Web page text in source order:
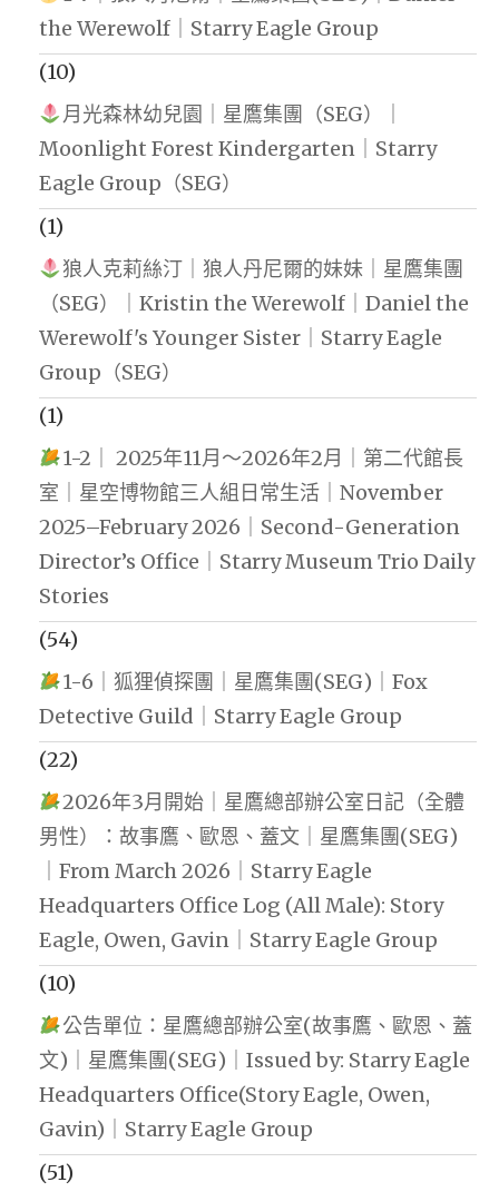
the Werewolf｜Starry Eagle Group
(10)
月光森林幼兒園｜星鷹集團（SEG）｜
Moonlight Forest Kindergarten｜Starry
Eagle Group（SEG）
(1)
狼人克莉絲汀｜狼人丹尼爾的妹妹｜星鷹集團
（SEG）｜Kristin the Werewolf｜Daniel the
Werewolf's Younger Sister｜Starry Eagle
Group（SEG）
(1)
1-2｜ 2025年11月～2026年2月｜第二代館長
室｜星空博物館三人組日常生活｜November
2025–February 2026｜Second-Generation
Director’s Office｜Starry Museum Trio Daily
Stories
(54)
1-6｜狐狸偵探團｜星鷹集團(SEG)｜Fox
Detective Guild｜Starry Eagle Group
(22)
2026年3月開始｜星鷹總部辦公室日記（全體
男性）：故事鷹、歐恩、蓋文｜星鷹集團(SEG)
｜From March 2026｜Starry Eagle
Headquarters Office Log (All Male): Story
Eagle, Owen, Gavin｜Starry Eagle Group
(10)
公告單位：星鷹總部辦公室(故事鷹、歐恩、蓋
文)｜星鷹集團(SEG)｜Issued by: Starry Eagle
Headquarters Office(Story Eagle, Owen,
Gavin)｜Starry Eagle Group
(51)